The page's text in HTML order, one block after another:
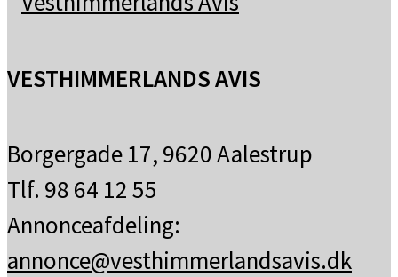
VESTHIMMERLANDS AVIS
Borgergade 17, 9620 Aalestrup
Tlf. 98 64 12 55
Annonceafdeling:
annonce@vesthimmerlandsavis.dk